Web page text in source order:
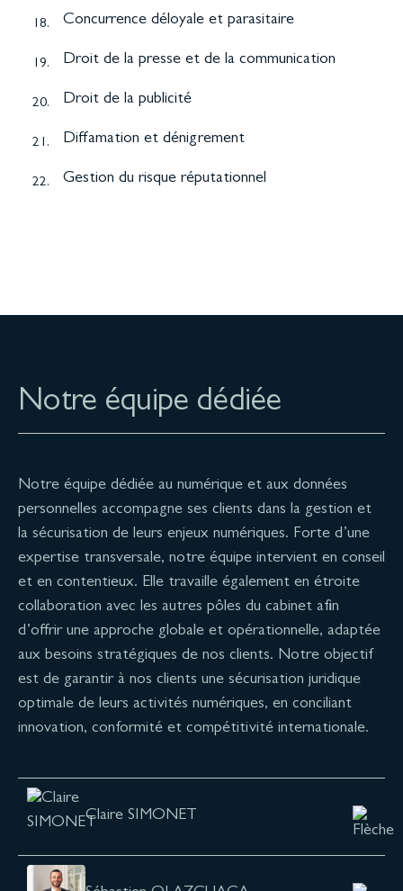
18. Concurrence déloyale et parasitaire
19. Droit de la presse et de la communication
20. Droit de la publicité
21. Diffamation et dénigrement
22. Gestion du risque réputationnel
Notre équipe dédiée
Notre équipe dédiée au numérique et aux données
personnelles accompagne ses clients dans la gestion et
la sécurisation de leurs enjeux numériques. Forte d’une
expertise transversale, notre équipe intervient en conseil
et en contentieux. Elle travaille également en étroite
collaboration avec les autres pôles du cabinet afin
d’offrir une approche globale et opérationnelle, adaptée
aux besoins stratégiques de nos clients. Notre objectif
est de garantir à nos clients une sécurisation juridique
optimale de leurs activités numériques, en conciliant
innovation, conformité et compétitivité internationale.
Claire SIMONET